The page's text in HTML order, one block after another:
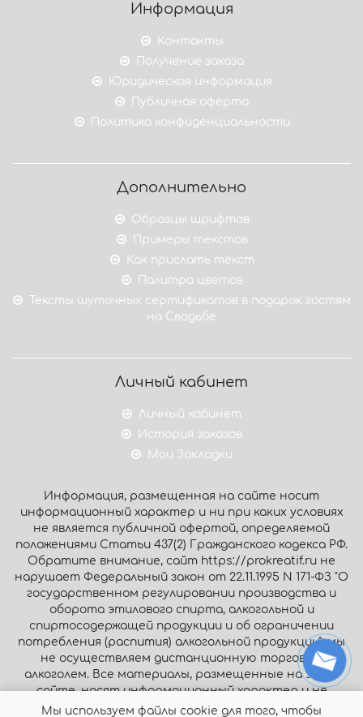
Информация
Контакты
Получение заказа
Юридическая информация
Публичная оферта
Политика конфиденциальности
Дополнительно
Образцы шрифтов
Примеры текстов
Как прислать текст
Палитра цветов
Тексты шуточных сертификатов в подарок гостям
на Свадьбе
Личный кабинет
Личный кабинет
История заказов
Мои Закладки
Информация, размещенная на сайте носит
информационный характер и ни при каких условиях
не является публичной офертой, определяемой
положениями Статьи 437(2) Гражданского кодекса РФ.
Обратите внимание, сайт https://prokreatif.ru не
нарушает Федеральный закон от 22.11.1995 N 171-ФЗ "О
государственном регулировании производства и
оборота этилового спирта, алкогольной и
спиртосодержащей продукции и об ограничении
потребления (распития) алкогольной продукции": мы
не осуществляем дистанционную торговлю
алкоголем. Все материалы, размещенные на этом
сайте, носят информационный характер и не
являются публичной офертой.
Мы используем файлы cookie для того, чтобы